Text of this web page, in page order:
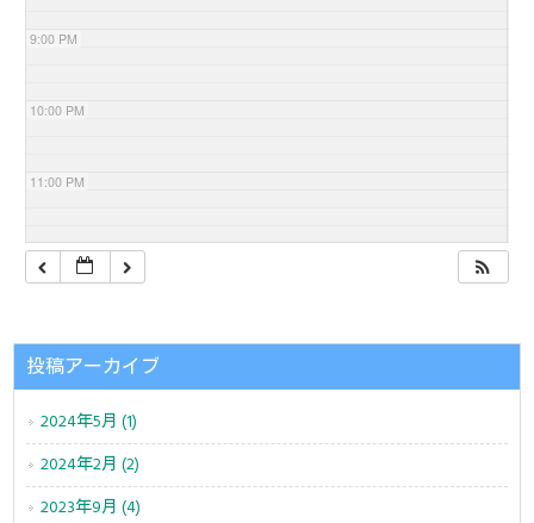
9:00 PM
10:00 PM
11:00 PM
投稿アーカイブ
2024年5月 (1)
2024年2月 (2)
2023年9月 (4)